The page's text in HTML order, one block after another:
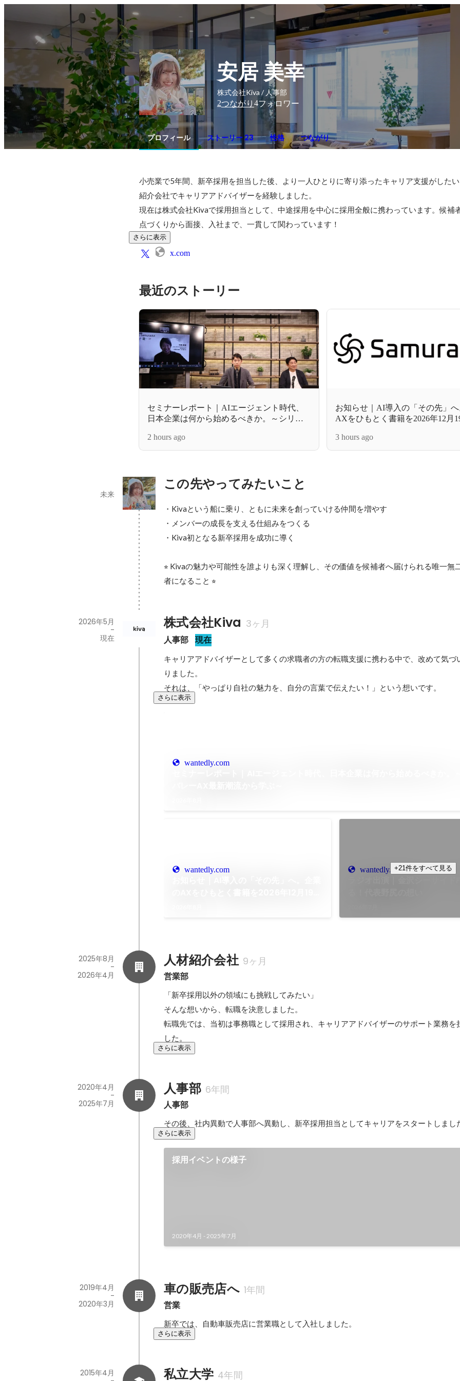
安居 美幸
株式会社Kiva / 人事部
2つながり 4フォロワー
プロフィール ストーリー 23 性格 つながり
小売業で5年間、新卒採用を担当した後、より一人ひとりに寄り添ったキャリア支援がした
紹介会社でキャリアアドバイザーを経験しました。
現在は株式会社Kivaで採用担当として、中途採用を中心に採用全般に携わっています。候補
点づくりから面接、入社まで、一貫して関わっています！
さらに表示
x.com
最近のストーリー
セミナーレポート｜AIエージェント時代、
日本企業は何から始めるべきか。～シリコ
2 hours ago
お知らせ｜AI導入の「その先」
AXをひもとく書籍を2026年12月
3 hours ago
この先やってみたいこと
未来
・Kivaという船に乗り、ともに未来を創っていける仲間を増やす
・メンバーの成長を支える仕組みをつくる
・Kiva初となる新卒採用を成功に導く
⭐︎ Kivaの魅力や可能性を誰よりも深く理解し、その価値を候補者へ届けられる唯一無
者になること ⭐︎
株式会社Kiva 3ヶ月
人事部 現在
2026年5月
-
現在
キャリアアドバイザーとして多くの求職者の方の転職支援に携わる中で、改めて気づ
りました。
それは、「やっぱり自社の魅力を、自分の言葉で伝えたい！」という想いです。
さらに表示
wantedly.com
wantedly.com wantedly.com+21件をすべて見る
人材紹介会社 9ヶ月
営業部
2025年8月
-
2026年4月
「新卒採用以外の領域にも挑戦してみたい」
そんな想いから、転職を決意しました。
転職先では、当初は事務職として採用され、キャリアアドバイザーのサポート業務を
した。
さらに表示
人事部 6年間
人事部
2020年4月
-
2025年7月
その後、社内異動で人事部へ異動し、新卒採用担当としてキャリアをスタートしまし
さらに表示
採用イベントの様子
2020年4月 - 2025年7月
車の販売店へ 1年間
営業
2019年4月
-
2020年3月
新卒では、自動車販売店に営業職として入社しました。
さらに表示
私立大学 4年間
2015年4月